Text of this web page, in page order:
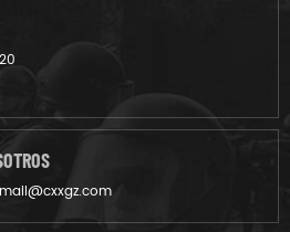
mail@cxxgz.com